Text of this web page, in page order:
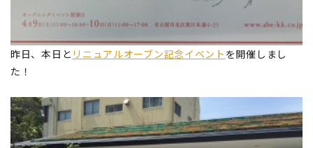
昨日、本日と リニュアルオーブン記念イベント を開催しまし
た！